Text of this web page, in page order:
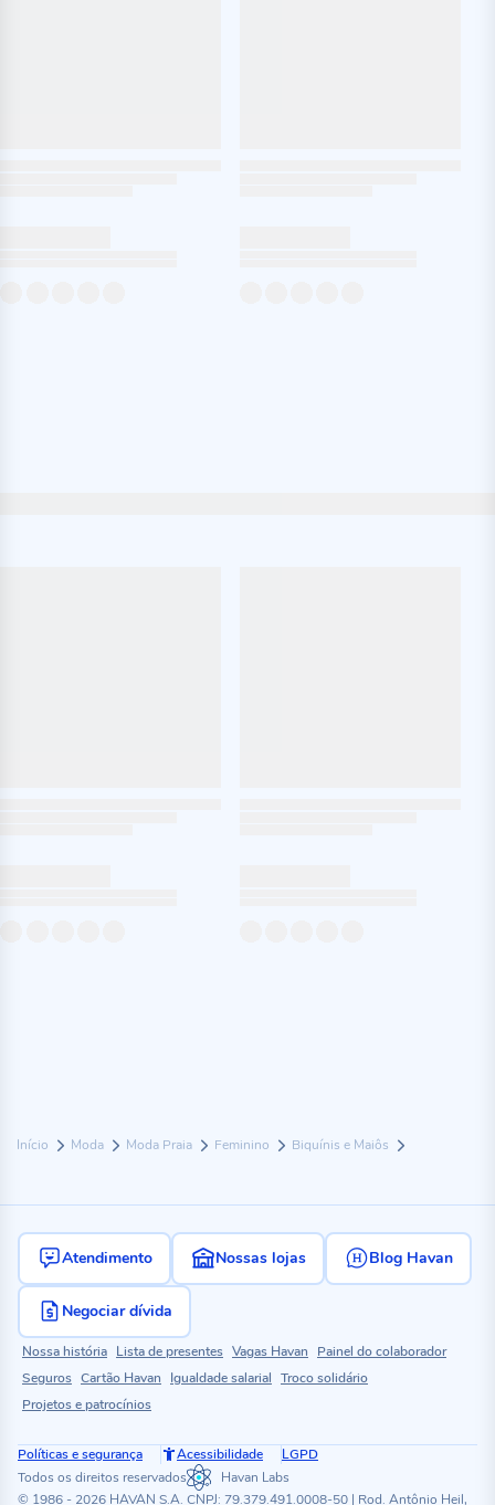
Início Moda Moda Praia Feminino Biquínis e Maiôs
Atendimento Nossas lojas Blog Havan
Negociar dívida
Nossa história Lista de presentes Vagas Havan
Painel do colaborador
Seguros Cartão Havan Igualdade salarial Troco solidário
Projetos e patrocínios
Políticas e segurança Acessibilidade
LGPD
Todos os direitos reservados
Havan Labs
© 1986 - 2026 HAVAN S.A. CNPJ: 79.379.491.0008-50 | Rod. Antônio Heil,